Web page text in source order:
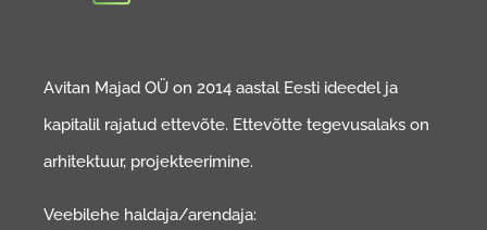
Avitan Majad OÜ on 2014 aastal Eesti ideedel ja
kapitalil rajatud ettevõte. Ettevõtte tegevusalaks on
arhitektuur, projekteerimine.
Veebilehe haldaja/arendaja: